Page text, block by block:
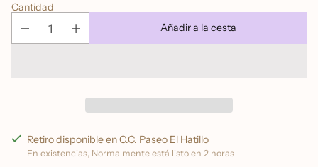
Cantidad
Añadir a la cesta
Retiro disponible en C.C. Paseo El Hatillo
En existencias, Normalmente está listo en 2 horas